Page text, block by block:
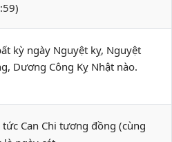
kỳ ngày Nguyệt kỵ, Nguyệt
Dương Công Kỵ Nhật nào.
tức Can Chi tương đồng (cùng